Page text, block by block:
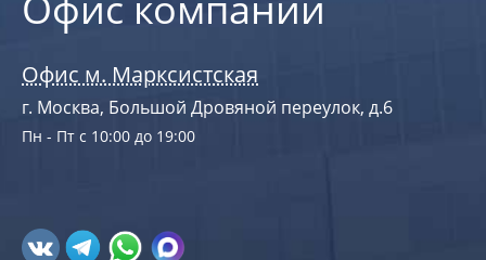
Офис м. Марксистская
г. Москва, Большой Дровяной переулок, д.6
Пн - Пт с 10:00 до 19:00